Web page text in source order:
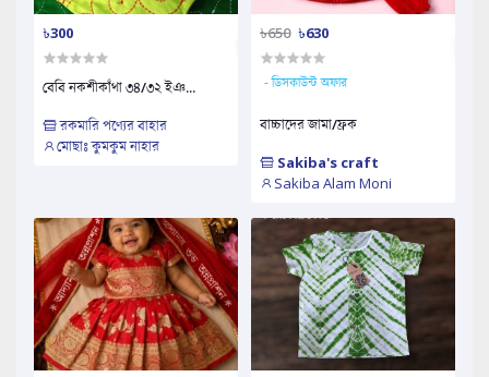
৳300
বেবি নকশীকাঁথা ৩৪/৩২ ইঞ...
রকমারি পণ্যের বাহার
মোছাঃ কুমকুম নাহার
৳650 ৳630
- ডিসকাউন্ট অফার
বাচ্চাদের জামা/ফ্রক
Sakiba's craft
Sakiba Alam Moni